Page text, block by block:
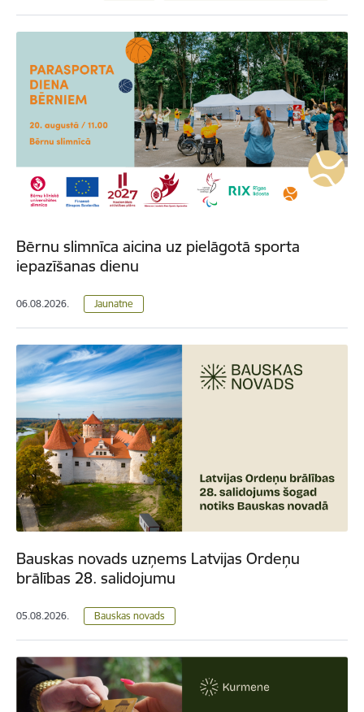
Bērnu slimnīca aicina uz pielāgotā sporta
iepazīšanas dienu
06.08.2026. Jaunatne
Bauskas novads uzņems Latvijas Ordeņu
brālības 28. salidojumu
05.08.2026. Bauskas novads